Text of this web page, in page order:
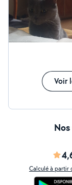
Voir
Calculé à partir